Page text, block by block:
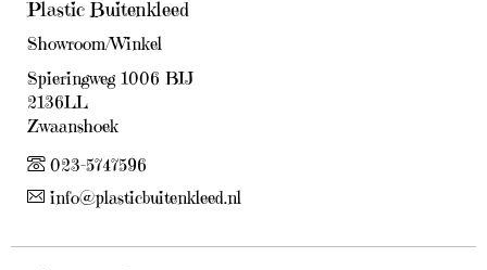
Plastic Buitenkleed
Showroom/Winkel
Spieringweg 1006 BIJ
2136LL
Zwaanshoek
023-5747596
info@plasticbuitenkleed.nl